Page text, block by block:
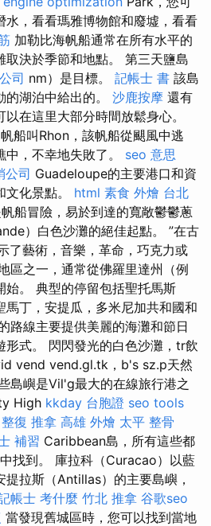
水，看看瑪雅博物館和廢墟，看看
加勒比海帆船通常在所有水平的
取決於季節和地點。 第三天鹽島
司 nm）是目標。 記帳士 書 該島
湖泊中給出的。 沙鹿按摩 還有
在這里大部分時間放鬆身心。
船叫Rhon，該帆船從颶風中逃
，不幸地失敗了。 seo 意思
公司 Guadeloupe的主要港口和資
化景點。 html 素食 外燴 台北
船冒險，易於到達的寬敞鬱鬱蔥
）白色沙灘的絕佳起點。 ”在古
了藝術，音樂，革命，巧克力或
區之一，通常從佛羅里達州（例
始。 典型的停留包括聖托馬斯
馬丁，安提瓜，多米尼加共和國和
路線主要提供美麗的海灘和節日
形式。 閃閃發光的白色沙灘，tr飲
vend vend.gl.tk，b's sz.p天然
島嶼是Vil'g最大的在線旅行港之
High kkday 台胞證 seo tools
整復 推拿 高雄 外燴 太平 整骨
補習 Caribbean島，所有這些都
找到。 庫拉科（Curacao）以藍
拉斯（Antillas）的主要島嶼，
帳士 考什麼 竹北 推拿 谷歌seo
當發現舊城區時，您可以找到當地